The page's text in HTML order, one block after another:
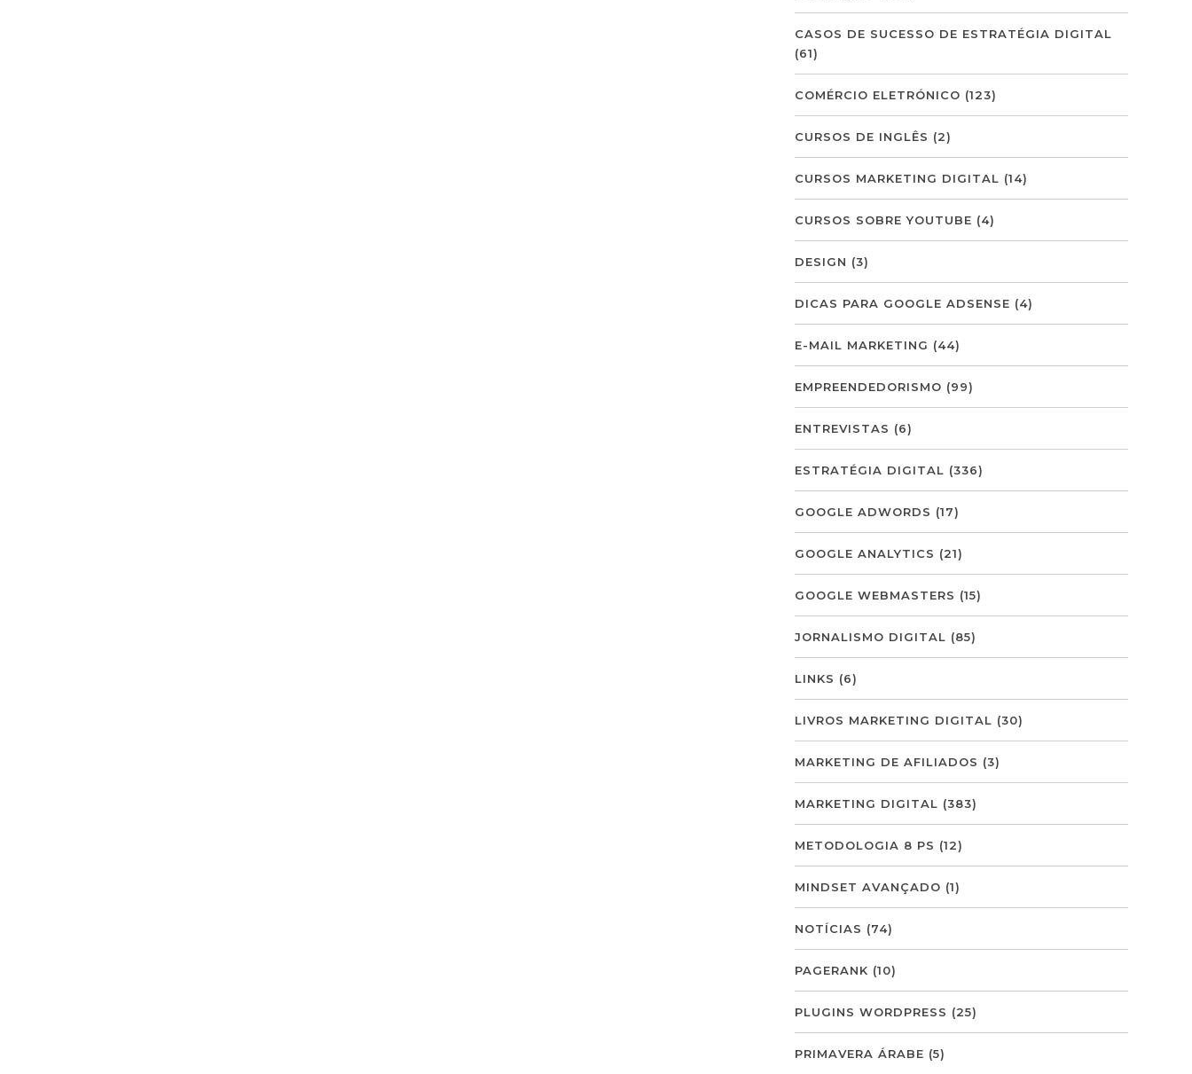
CASOS DE SUCESSO DE ESTRATÉGIA DIGITAL
(61)
COMÉRCIO ELETRÓNICO (123)
CURSOS DE INGLÊS (2)
CURSOS MARKETING DIGITAL (14)
CURSOS SOBRE YOUTUBE (4)
DESIGN (3)
DICAS PARA GOOGLE ADSENSE (4)
E-MAIL MARKETING (44)
EMPREENDEDORISMO (99)
ENTREVISTAS (6)
ESTRATÉGIA DIGITAL (336)
GOOGLE ADWORDS (17)
GOOGLE ANALYTICS (21)
GOOGLE WEBMASTERS (15)
JORNALISMO DIGITAL (85)
LINKS (6)
LIVROS MARKETING DIGITAL (30)
MARKETING DE AFILIADOS (3)
MARKETING DIGITAL (383)
METODOLOGIA 8 PS (12)
MINDSET AVANÇADO (1)
NOTÍCIAS (74)
PAGERANK (10)
PLUGINS WORDPRESS (25)
PRIMAVERA ÁRABE (5)